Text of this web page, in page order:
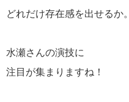
どれだけ存在感を出せるか。
水瀬さんの演技に
注目が集まりますね！